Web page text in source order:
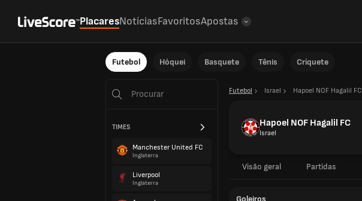
PlacaresNotíciasFavoritosApostas
Futebol Hóquei Basquete Tênis Críquete
TIMES
Manchester United FC
Inglaterra
Liverpool
Inglaterra
Futebol Israel Hapoel NOF Hagalil FC
Hapoel NOF Hagalil FC
Israel
Visão geral Partidas
Goleiros